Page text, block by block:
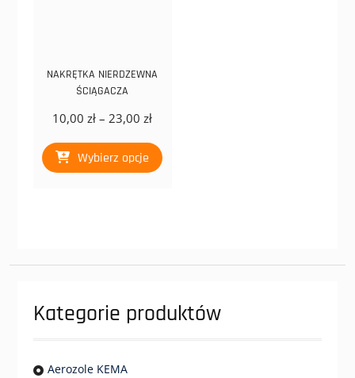
NAKRĘTKA NIERDZEWNA
ŚCIĄGACZA
10,00zł – 23,00złZakres
od
10,00 zł
Wybierz opcje
produkt
produktu
Kategorie produktów
Aerozole KEMA